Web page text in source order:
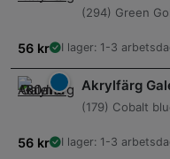
(294) Green
56 kr I lager: 1-3
Akrylfärg
(179) Cobalt
56 kr I lager: 1-3